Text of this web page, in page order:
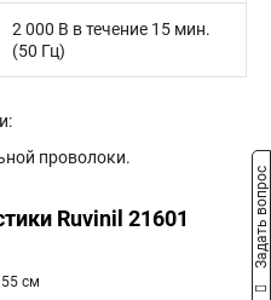
2 000 В в течение 15 мин.
(50 Гц)
проволоки.
Ruvinil 21601
55 см
Задать вопрос